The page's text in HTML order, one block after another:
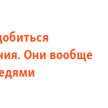
Они вообще